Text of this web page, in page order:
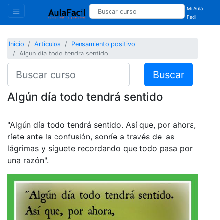
Mi Aula
Facil
Inicio Articulos
Pensamiento positivo
Algun dia todo tendra sentido
Buscar
Algún día todo tendrá sentido
"Algún día todo tendrá sentido. Así que, por ahora,
ríete ante la confusión, sonríe a través de las
lágrimas y síguete recordando que todo pasa por
una razón".